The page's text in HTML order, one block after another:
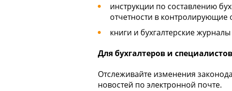
инструкции по составлению
отчетности в
книги и бухгалтерские журналы
Для бухгалтеров и
Отслеживайте изменения
новостей по электронной почте.